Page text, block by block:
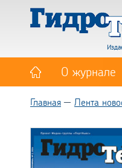
О журнале
Главная Лента